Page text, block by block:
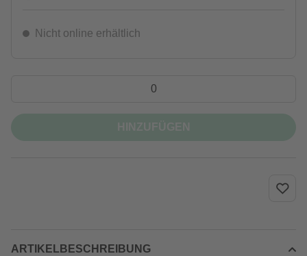
Nicht online erhältlich
ARTIKELBESCHREIBUNG